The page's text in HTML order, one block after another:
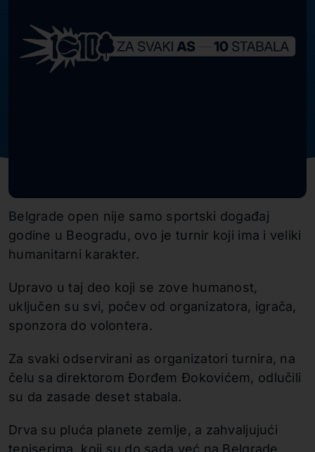
Belgrade open nije samo sportski događaj
godine u Beogradu, ovo je turnir koji ima i veliki
humanitarni karakter.
Upravo u taj deo koji se zove humanost,
uključen su svi, počev od organizatora, igrača,
sponzora do volontera.
Za svaki odservirani as organizatori turnira, na
čelu sa direktorom Đorđem Đokovićem, odlučili
su da zasade deset stabala.
Drva su pluća planete zemlje, a zahvaljujući
teniserima, koji su do sada već na Belgrade